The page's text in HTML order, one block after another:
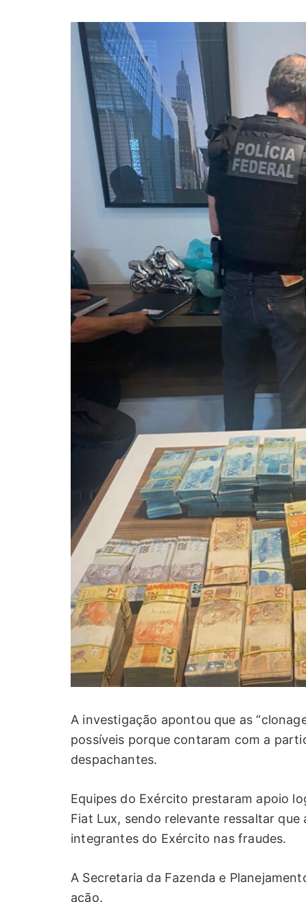
A investigação apontou que as
possíveis porque contaram com a
despachantes.
Equipes do Exército prestaram apoio
Fiat Lux, sendo relevante ressaltar
integrantes do Exército nas fraudes.
A Secretaria da Fazenda e
ação.